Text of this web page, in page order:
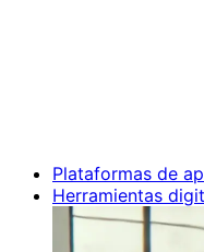
Plataformas de
Herramientas